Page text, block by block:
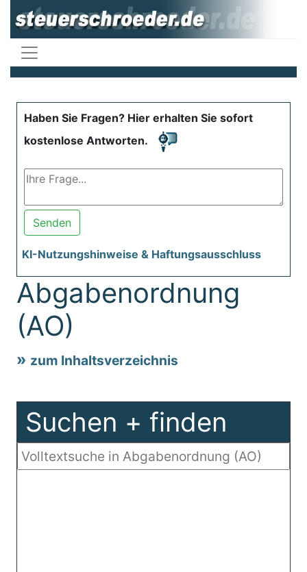
Haben Sie Fragen? Hier erhalten Sie sofort
kostenlose Antworten.
Senden
KI-Nutzungshinweise & Haftungsausschluss
Abgabenordnung
(AO)
zum Inhaltsverzeichnis
Suchen + finden